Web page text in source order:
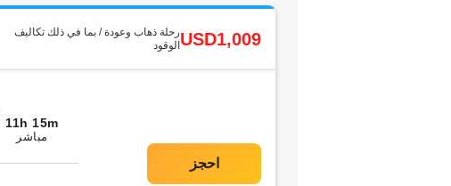
رحلة ذهاب وعودة / بما في ذلك تكاليف
الوقودUSD1,009
11h 15m
مباشر